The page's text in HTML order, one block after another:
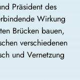
Präsident des
Wirkung
Brücken bauen,
verschiedenen
und Vernetzung